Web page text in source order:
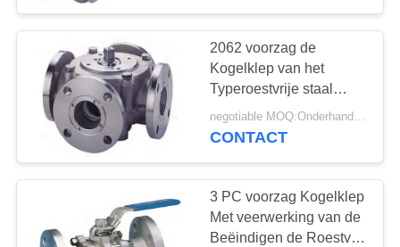
2062 voorzag de
Kogelklep van het
Typeroestvrije staal
Beëindigen 5 Manier
van een flens150LB
negotiable MOQ:Onderhandeling
CONTACT
3 PC voorzag Kogelklep
Met veerwerking van de
Beëindigen de Roestvrij